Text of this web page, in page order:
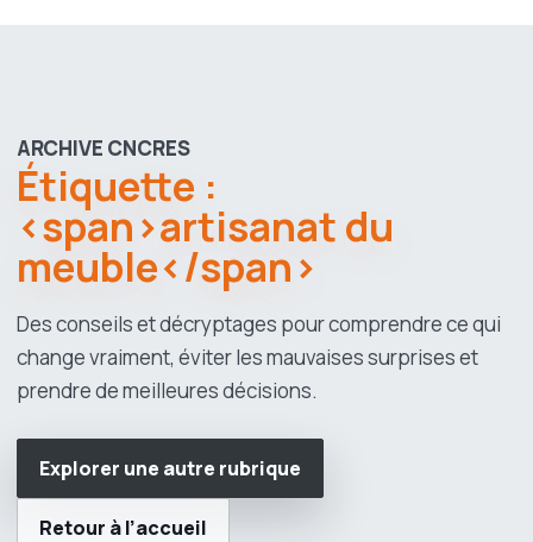
ARCHIVE CNCRES
Étiquette :
<span>artisanat du
meuble</span>
Des conseils et décryptages pour comprendre ce qui
change vraiment, éviter les mauvaises surprises et
prendre de meilleures décisions.
Explorer une autre rubrique
Retour à l’accueil